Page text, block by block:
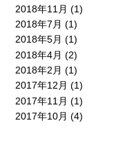
2018年11月 (1)
2018年7月 (1)
2018年5月 (1)
2018年4月 (2)
2018年2月 (1)
2017年12月 (1)
2017年11月 (1)
2017年10月 (4)